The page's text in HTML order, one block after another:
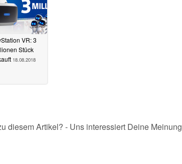
VR: 3
Stück
18.08.2018
diesem Artikel? - Uns interessiert Deine Meinung